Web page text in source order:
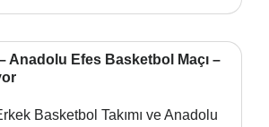
Anadolu Efes Basketbol Maçı –
Basketbol Takımı ve Anadolu